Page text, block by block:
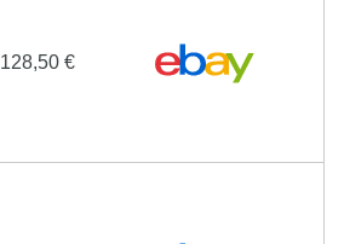
128,50 €